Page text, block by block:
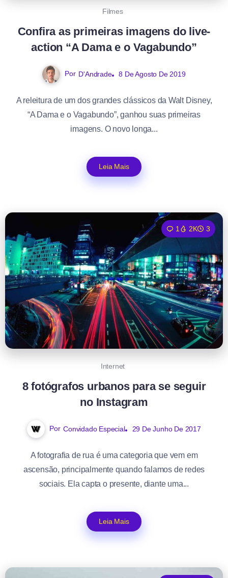
Filmes
Confira as primeiras imagens do live-
action “A Dama e o Vagabundo”
Por D'Andrade 8 De Agosto De 2019
A releitura de um dos grandes clássicos da Walt Disney,
“A Dama e o Vagabundo”, ganhou suas primeiras
imagens. O novo longa...
Leia Mais
1 2K 3
Internet
8 fotógrafos urbanos para se seguir
no Instagram
Por Convidado Especial 29 De Junho De 2017
A fotografia de rua é uma categoria que vem em
ascensão, principalmente quando falamos de redes
sociais. Ela capta o presente, diante uma...
Leia Mais